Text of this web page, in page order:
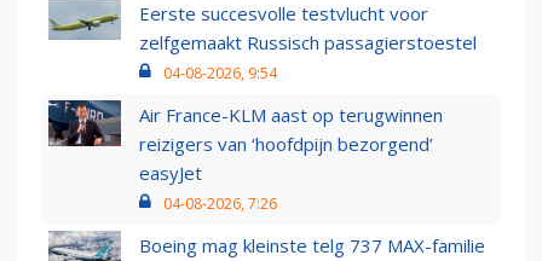
Eerste succesvolle testvlucht voor
zelfgemaakt Russisch passagierstoestel
04-08-2026, 9:54
Air France-KLM aast op terugwinnen
reizigers van ‘hoofdpijn bezorgend’
easyJet
04-08-2026, 7:26
Boeing mag kleinste telg 737 MAX-familie